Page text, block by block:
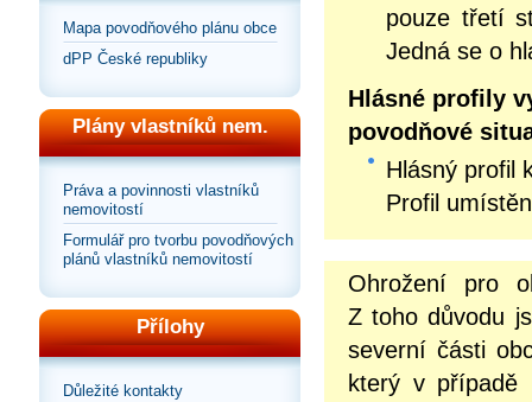
Mapa povodňového plánu obce
dPP České republiky
Plány vlastníků nem.
Práva a povinnosti vlastníků
nemovitostí
Formulář pro tvorbu povodňových
plánů vlastníků nemovitostí
Přílohy
Důležité kontakty
pouze třetí
Jedná se o
Hlásné profily
povodňové
Hlásný profil
Profil
Ohrožení pro
Z toho důvodu
severní části
který v případě